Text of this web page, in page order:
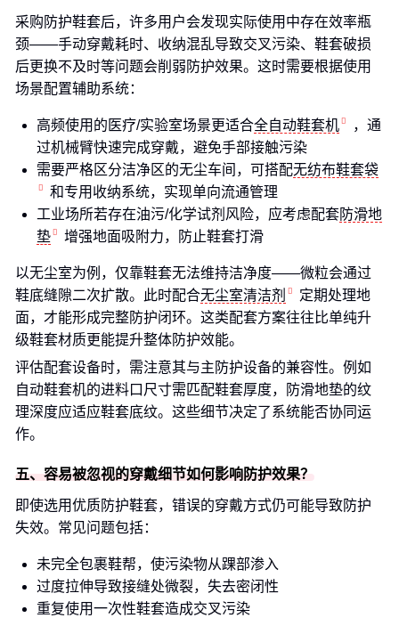
采购防护鞋套后，许多用户会发现实际使用中存在效率瓶
颈——手动穿戴耗时、收纳混乱导致交叉污染、鞋套破损
后更换不及时等问题会削弱防护效果。这时需要根据使用
场景配置辅助系统：
高频使用的医疗/实验室场景更适合全自动鞋套机
，通
过机械臂快速完成穿戴，避免手部接触污染
需要严格区分洁净区的无尘车间，可搭配无纺布鞋套袋
和专用收纳系统，实现单向流通管理
工业场所若存在油污/化学试剂风险，应考虑配套防滑地
垫
增强地面吸附力，防止鞋套打滑
以无尘室为例，仅靠鞋套无法维持洁净度——微粒会通过
鞋底缝隙二次扩散。此时配合无尘室清洁剂
定期处理地
面，才能形成完整防护闭环。这类配套方案往往比单纯升
级鞋套材质更能提升整体防护效能。
评估配套设备时，需注意其与主防护设备的兼容性。例如
自动鞋套机的进料口尺寸需匹配鞋套厚度，防滑地垫的纹
理深度应适应鞋套底纹。这些细节决定了系统能否协同运
作。
五、容易被忽视的穿戴细节如何影响防护效果？
即使选用优质防护鞋套，错误的穿戴方式仍可能导致防护
失效。常见问题包括：
未完全包裹鞋帮，使污染物从踝部渗入
过度拉伸导致接缝处微裂，失去密闭性
重复使用一次性鞋套造成交叉污染